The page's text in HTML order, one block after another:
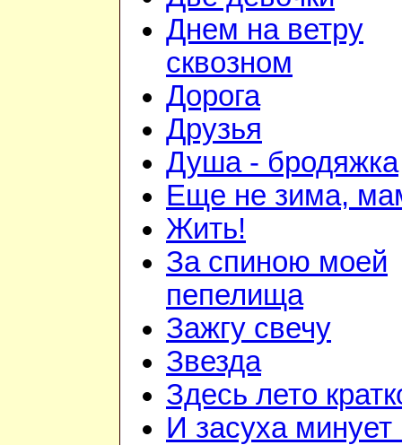
Днем на ветру
сквозном
Дорога
Друзья
Душа - бродяжка
Еще не зима,
Жить!
За спиною моей
пепелища
Зажгу свечу
Звезда
Здесь лето
И засуха минует